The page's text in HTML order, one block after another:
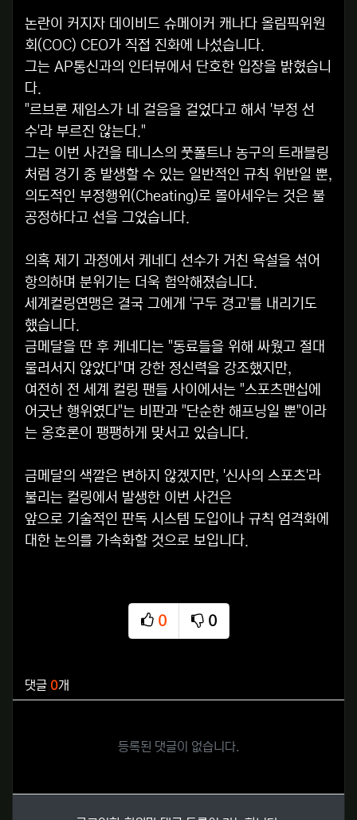
논란이 커지자 데이비드 슈메이커 캐나다 올림픽위원
회(COC) CEO가 직접 진화에 나섰습니다.
그는 AP통신과의 인터뷰에서 단호한 입장을 밝혔습니
다.
"르브론 제임스가 네 걸음을 걸었다고 해서 '부정 선
수'라 부르진 않는다."
그는 이번 사건을 테니스의 풋폴트나 농구의 트래블링
처럼 경기 중 발생할 수 있는 일반적인 규칙 위반일 뿐,
의도적인 부정행위(Cheating)로 몰아세우는 것은 불
공정하다고 선을 그었습니다.
의혹 제기 과정에서 케네디 선수가 거친 욕설을 섞어
항의하며 분위기는 더욱 험악해졌습니다.
세계컬링연맹은 결국 그에게 '구두 경고'를 내리기도
했습니다.
금메달을 딴 후 케네디는 "동료들을 위해 싸웠고 절대
물러서지 않았다"며 강한 정신력을 강조했지만,
여전히 전 세계 컬링 팬들 사이에서는 "스포츠맨십에
어긋난 행위였다"는 비판과 "단순한 해프닝일 뿐"이라
는 옹호론이 팽팽하게 맞서고 있습니다.
금메달의 색깔은 변하지 않겠지만, '신사의 스포츠'라
불리는 컬링에서 발생한 이번 사건은
앞으로 기술적인 판독 시스템 도입이나 규칙 엄격화에
대한 논의를 가속화할 것으로 보입니다.
0
추천
0
비추천
댓글 0개
등록된 댓글이 없습니다.